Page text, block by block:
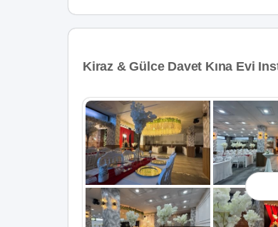
Kiraz & Gülce Davet Kına Evi